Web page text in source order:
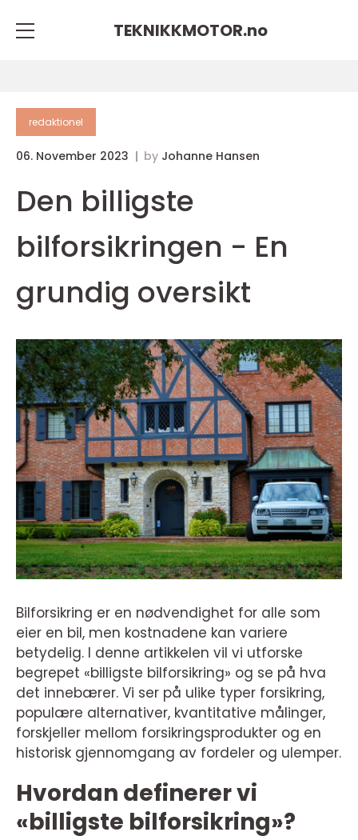
TEKNIKKMOTOR.no
redaktionel
06. November 2023 by Johanne Hansen
Den billigste
bilforsikringen - En
grundig oversikt
Bilforsikring er en nødvendighet for alle som
eier en bil, men kostnadene kan variere
betydelig. I denne artikkelen vil vi utforske
begrepet «billigste bilforsikring» og se på hva
det innebærer. Vi ser på ulike typer forsikring,
populære alternativer, kvantitative målinger,
forskjeller mellom forsikringsprodukter og en
historisk gjennomgang av fordeler og ulemper.
Hvordan definerer vi
«billigste bilforsikring»?